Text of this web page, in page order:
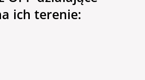
ich terenie: